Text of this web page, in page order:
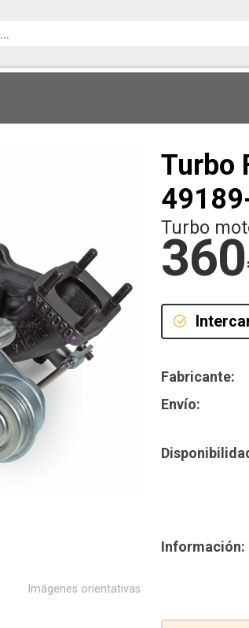
Turbo
Turbo
360
Fabricante:
Envío:
Información:
Imágenes orientativas